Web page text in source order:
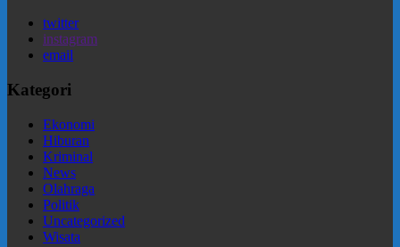
twitter
instagram
email
Kategori
Ekonomi
Hiburan
Kriminal
News
Olahraga
Politik
Uncategorized
Wisata